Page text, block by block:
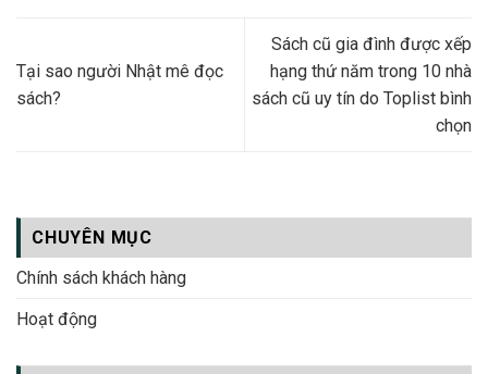
CHUYÊN MỤC
Chính sách khách hàng
Hoạt động
Tại sao người Nhật mê đọc
sách?
Sách cũ gia đình được xếp
hạng thứ năm trong 10 nhà
sách cũ uy tín do Toplist bình
chọn